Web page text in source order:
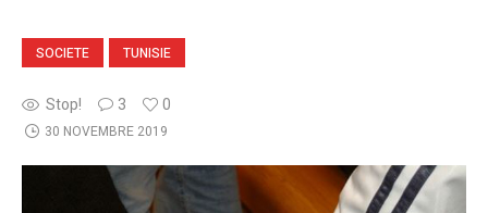
SOCIETE TUNISIE
Stop! 3 0
30 NOVEMBRE 2019